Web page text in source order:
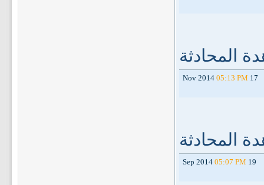
المحادثة
17 Nov 2014
05:13 PM
المحادثة
19 Sep 2014
05:07 PM